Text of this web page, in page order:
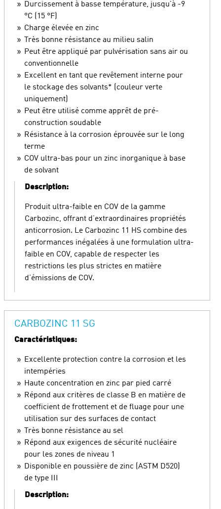
Durcissement à basse température, jusqu’à -9
°C (15 °F)
Charge élevée en zinc
Très bonne résistance au milieu salin
Peut être appliqué par pulvérisation sans air ou
conventionnelle
Excellent en tant que revêtement interne pour
le stockage des solvants* (couleur verte
uniquement)
Peut être utilisé comme apprêt de pré-
construction soudable
Résistance à la corrosion éprouvée sur le long
terme
COV ultra-bas pour un zinc inorganique à base
de solvant
Description:
Produit ultra-faible en COV de la gamme
Carbozinc, offrant d’extraordinaires propriétés
anticorrosion. Le Carbozinc 11 HS combine des
performances inégalées à une formulation ultra-
faible en COV, capable de respecter les
restrictions les plus strictes en matière
d’émissions de COV.
CARBOZINC 11 SG
Caractéristiques:
Excellente protection contre la corrosion et les
intempéries
Haute concentration en zinc par pied carré
Répond aux critères de classe B en matière de
coefficient de frottement et de fluage pour une
utilisation sur des surfaces de contact
Très bonne résistance au sel
Répond aux exigences de sécurité nucléaire
pour les zones de niveau 1
Disponible en poussière de zinc (ASTM D520)
de type III
Description: